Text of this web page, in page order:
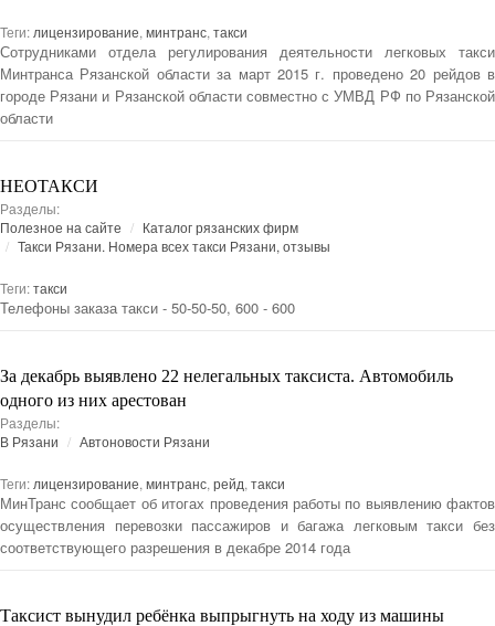
Теги: лицензирование, минтранс, такси
Сотрудниками отдела регулирования деятельности легковых такси
Минтранса Рязанской области за март 2015 г. проведено 20 рейдов в
городе Рязани и Рязанской области совместно с УМВД РФ по Рязанской
области
НЕОТАКСИ
Разделы:
Полезное на сайте
Каталог рязанских фирм
Такси Рязани. Номера всех такси Рязани, отзывы
Теги:такси
Телефоны заказа такси - 50-50-50, 600 - 600
За декабрь выявлено 22 нелегальных таксиста. Автомобиль
одного из них арестован
Разделы:
В Рязани
Автоновости Рязани
Теги: лицензирование, минтранс, рейд, такси
МинТранс сообщает об итогах проведения работы по выявлению фактов
осуществления перевозки пассажиров и багажа легковым такси без
соответствующего разрешения в декабре 2014 года
Таксист вынудил ребёнка выпрыгнуть на ходу из машины